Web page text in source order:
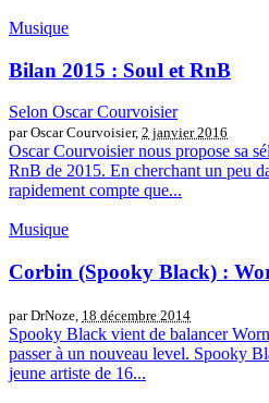
Musique
Bilan 2015 : Soul et RnB
Selon Oscar Courvoisier
par Oscar Courvoisier, 2 janvier 2016
Oscar Courvoisier nous propose sa
RnB de 2015. En cherchant un peu
rapidement compte que...
Musique
Corbin (Spooky Black) :
par DrNoze, 18 décembre 2014
Spooky Black vient de balancer
passer à un nouveau level. Spooky
jeune artiste de 16...